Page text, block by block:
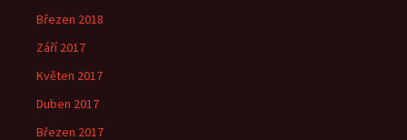
Březen 2018
Září 2017
Květen 2017
Duben 2017
Březen 2017